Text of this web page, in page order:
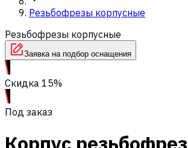
Резьбофрезы корпусные
Резьбофрезы корпусные
Заявка на подбор оснащения
Скидка 15%
Под заказ